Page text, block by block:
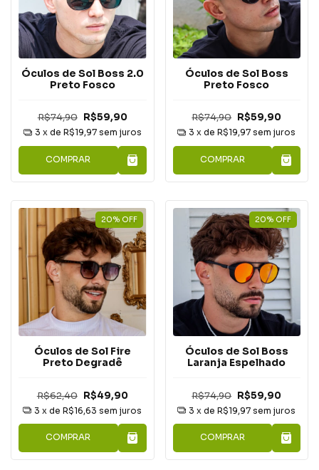
Óculos de Sol Boss 2.0
Preto Fosco
R$74,90 R$59,90
3 x de R$19,97 sem juros
COMPRAR
Óculos de Sol Boss
Preto Fosco
R$74,90 R$59,90
3 x deR$19,97 sem juros
COMPRAR
20% OFF
Óculos de Sol Fire
Preto Degradê
R$62,40 R$49,90
3 x deR$16,63 sem juros
COMPRAR
20% OFF
Óculos de Sol Boss
Laranja Espelhado
R$74,90 R$59,90
3 x deR$19,97 sem juros
COMPRAR